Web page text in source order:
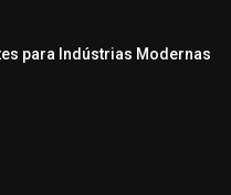
para Indústrias Modernas